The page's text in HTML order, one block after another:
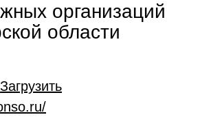
организаций
области
Загрузить